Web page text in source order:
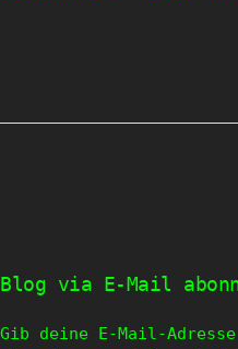
Blog via E-Mail
Gib deine E-Mail-